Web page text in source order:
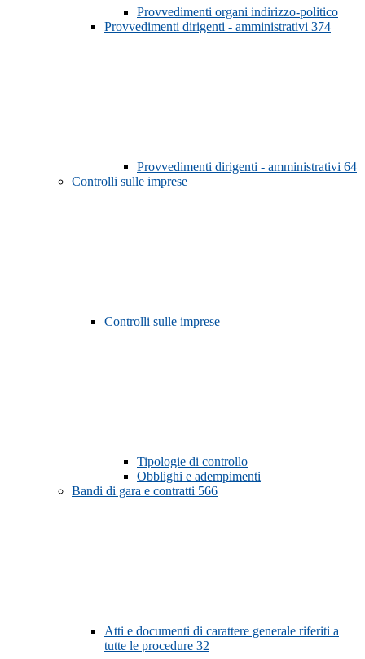
Provvedimenti organi indirizzo-politico
Provvedimenti dirigenti - amministrativi 374
Provvedimenti dirigenti - amministrativi 64
Controlli sulle imprese
Controlli sulle imprese
Tipologie di controllo
Obblighi e adempimenti
Bandi di gara e contratti 566
Atti e documenti di carattere generale riferiti a
tutte le procedure 32